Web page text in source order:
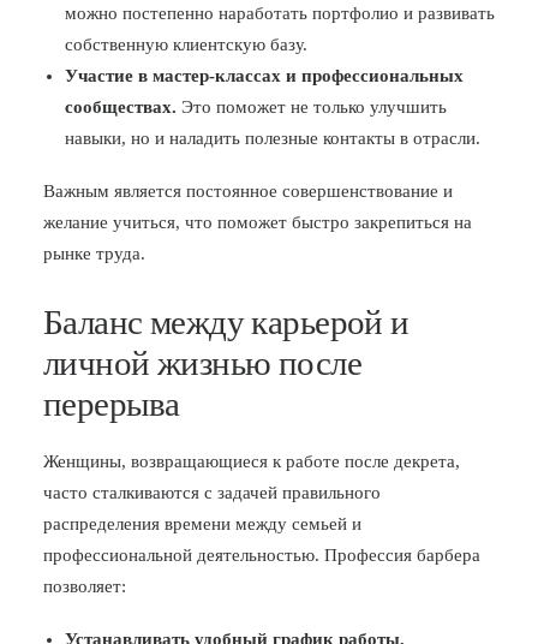
можно постепенно наработать портфолио и развивать
собственную клиентскую базу.
Участие в мастер-классах и профессиональных
сообществах. Это поможет не только улучшить
навыки, но и наладить полезные контакты в отрасли.
Важным является постоянное совершенствование и
желание учиться, что поможет быстро закрепиться на
рынке труда.
Баланс между карьерой и
личной жизнью после
перерыва
Женщины, возвращающиеся к работе после декрета,
часто сталкиваются с задачей правильного
распределения времени между семьей и
профессиональной деятельностью. Профессия барбера
позволяет:
Устанавливать удобный график работы,